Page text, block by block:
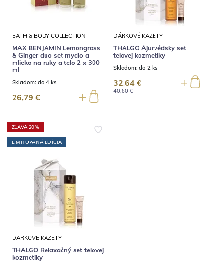
BATH & BODY COLLECTION
MAX BENJAMIN Lemongrass
& Ginger duo set mydlo a
mlieko na ruky a telo 2 x 300
ml
Skladom: do 4 ks
26,79 €
DÁRKOVÉ KAZETY
THALGO Ájurvédsky set
telovej kozmetiky
Skladom: do 2 ks
40,80 €
32,64 €
ZĽAVA 20%
LIMITOVANÁ EDÍCIA
DÁRKOVÉ KAZETY
THALGO Relaxačný set telovej
kozmetiky